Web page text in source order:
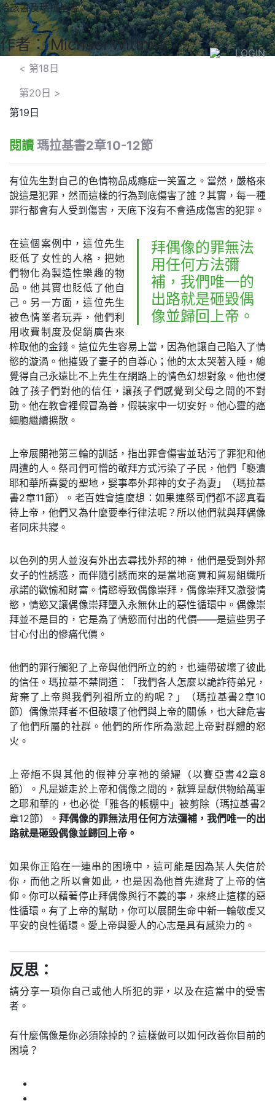
LOGIN
哈該書及瑪拉基書
作者： Michael Wittmer
< 第18日
第20日 >
第19日
閱讀 瑪拉基書2章10-12節
有位先生對自己的色情物品成癮症一笑置之。當然，嚴格來
說這是犯罪，然而這樣的行為到底傷害了誰？其實，每一種
罪行都會有人受到傷害，天底下沒有不會造成傷害的犯罪。
拜偶像的罪無法
用任何方法彌
補，我們唯一的
出路就是砸毀偶
像並歸回上帝。
在這個案例中，這位先生
貶低了女性的人格，把她
們物化為製造性樂趣的物
品。他其實也貶低了他自
己。另一方面，這位先生
被色情業者玩弄，他們利
用收費制度及促銷廣告來
榨取他的金錢。這位先生容易上當，因為他讓自己陷入了情
慾的漩渦。他摧毀了妻子的自尊心；他的太太哭著入睡，總
覺得自己永遠比不上先生在網路上的情色幻想對象。他也侵
蝕了孩子們對他的信任，讓孩子們感覺到父母之間的不對
勁。他在教會裡假冒為善，假裝家中一切安好。他心靈的癌
細胞繼續擴散。
上帝展開祂第三輪的訓話，指出罪會傷害並玷污了罪犯和他
周遭的人。祭司們可憎的敬拜方式污染了子民，他們「褻瀆
耶和華所喜愛的聖地，娶事奉外邦神的女子為妻」（瑪拉基
書2章11節）。老百姓會這麼想：如果連祭司們都不認真看
待上帝，他們又為什麼要奉行律法呢？所以他們就與拜偶像
者同床共寢。
以色列的男人並沒有外出去尋找外邦的神，他們是受到外邦
女子的性誘惑，而伴隨引誘而來的是當地商賈和貿易組織所
承諾的歡愉和財富。情慾導致偶像崇拜，偶像崇拜又激發情
慾，情慾又讓偶像崇拜墮入永無休止的惡性循環中。偶像崇
拜並不是目的，它是為了情慾而付出的代價——是這些男子
甘心付出的慘痛代價。
他們的罪行觸犯了上帝與他們所立的約，也連帶破壞了彼此
的信任。瑪拉基不禁問道：「我們各人怎麼以詭詐待弟兄，
背棄了上帝與我們列祖所立的約呢？」（瑪拉基書2章10
節）偶像崇拜者不但破壞了他們與上帝的關係，也大肆危害
了他們所屬的社群。他們的所作所為激起上帝對群體的怒
火。
上帝絕不與其他的假神分享祂的榮耀（以賽亞書42章8
節）。凡是遊走於上帝和偶像之間的，就算是獻供物給萬軍
之耶和華的，也必從「雅各的帳棚中」被剪除（瑪拉基書2
章12節）。拜偶像的罪無法用任何方法彌補，我們唯一的出
路就是砸毀偶像並歸回上帝。
如果你正陷在一連串的困境中，這可能是因為某人失信於
你，而他之所以會如此，也是因為他首先違背了上帝的信
仰。你可以藉著停止拜偶像與行不義的事，來終止這樣的惡
性循環。有了上帝的幫助，你可以展開生命中新一輪敬虔又
平安的良性循環。愛上帝與愛人的心志是具有感染力的。
反思：
請分享一項你自己或他人所犯的罪，以及在這當中的受害
者。
有什麼偶像是你必須除掉的？這樣做可以如何改善你目前的
困境？